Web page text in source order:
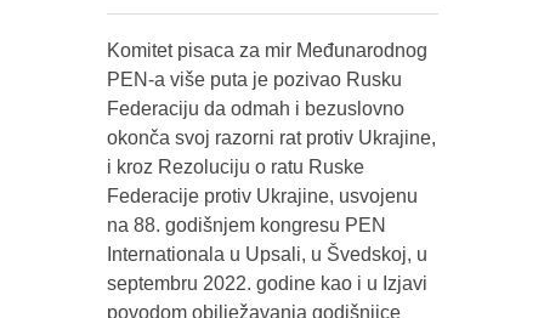
Komitet pisaca za mir Međunarodnog
PEN-a više puta je pozivao Rusku
Federaciju da odmah i bezuslovno
okonča svoj razorni rat protiv Ukrajine,
i kroz Rezoluciju o ratu Ruske
Federacije protiv Ukrajine, usvojenu
na 88. godišnjem kongresu PEN
Internationala u Upsali, u Švedskoj, u
septembru 2022. godine kao i u Izjavi
povodom obilježavanja godišnjice